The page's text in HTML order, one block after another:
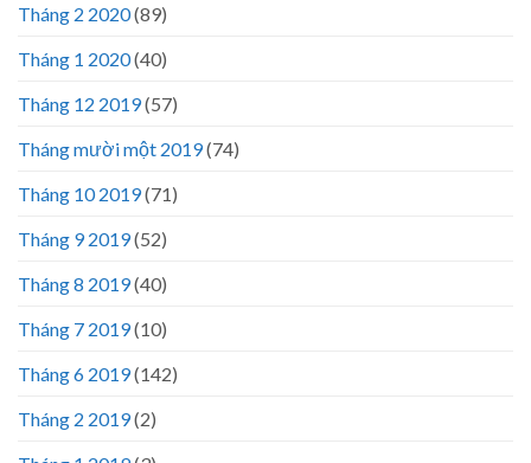
Tháng 2 2020(89)
Tháng 1 2020(40)
Tháng 12 2019(57)
Tháng mười một 2019(74)
Tháng 10 2019(71)
Tháng 9 2019(52)
Tháng 8 2019(40)
Tháng 7 2019(10)
Tháng 6 2019(142)
Tháng 2 2019(2)